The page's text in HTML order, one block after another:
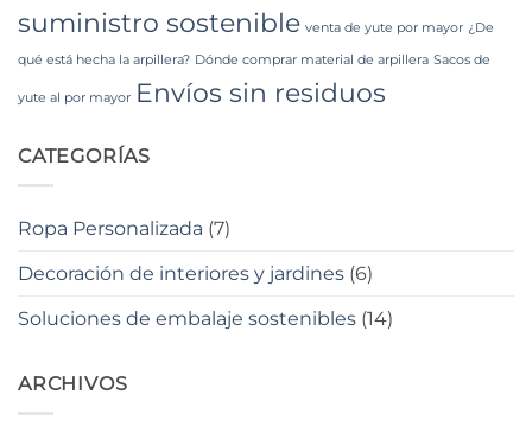
suministro sostenible venta de yute por mayor ¿De
qué está hecha la arpillera? Dónde comprar material de arpillera Sacos de
yute al por mayor Envíos sin residuos
CATEGORÍAS
Ropa Personalizada (7)
Decoración de interiores y jardines (6)
Soluciones de embalaje sostenibles (14)
ARCHIVOS